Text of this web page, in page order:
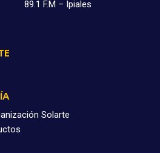
89.1 F.M – Ipiales
Solarte